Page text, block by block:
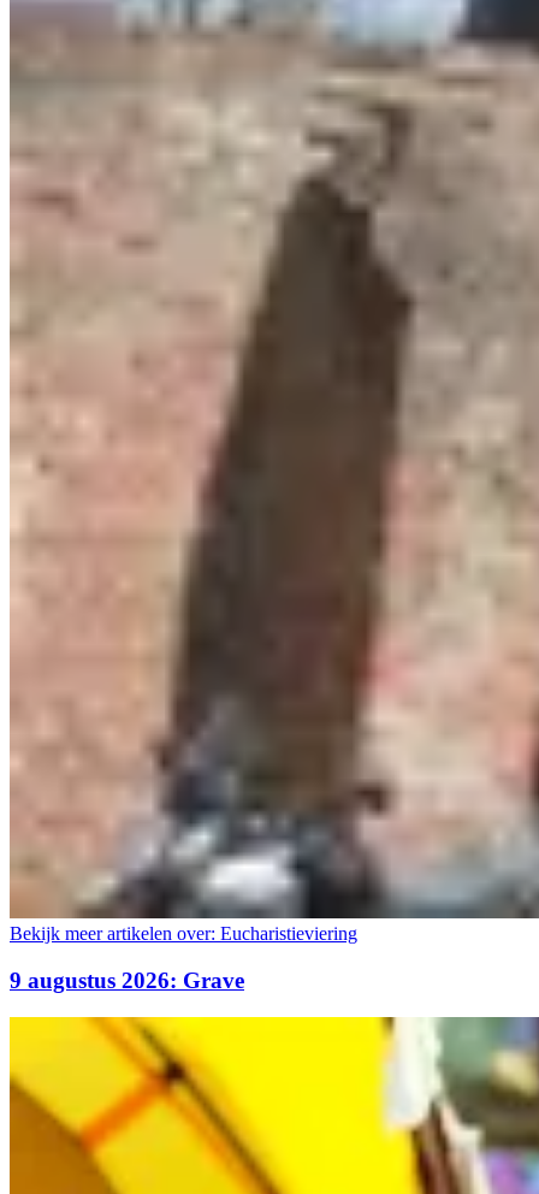
Bekijk meer artikelen over: Eucharistieviering
9 augustus 2026: Grave